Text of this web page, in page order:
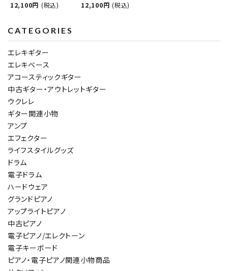
12,100円 (税込)
12,100円 (税込)
CATEGORIES
エレキギター
エレキベース
アコースティックギター
中古ギター・アウトレットギター
ウクレレ
ギター関連小物
アンプ
エフェクター
ライフスタイルグッズ
ドラム
電子ドラム
ハードウェア
グランドピアノ
アップライトピアノ
中古ピアノ
電子ピアノ/エレクトーン
電子キーボード
ピアノ・電子ピアノ関連小物商品